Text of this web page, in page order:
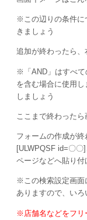
※この辺りの条件に
きましょう
追加が終わったら
※「AND」はすべて
を含む場合に使用
しましょう
ここまで終わった
フォームの作成が
[ULWPQSF id=〇
ページなどへ貼り
※この検索設定画面
ありますので、いろ
※店舗名などをフリ